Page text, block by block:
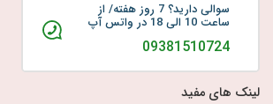
سوالی دارید؟ 7 روز هفته/ از
ساعت 10 الی 18 در واتس آپ
09381510724
لینک های مفید